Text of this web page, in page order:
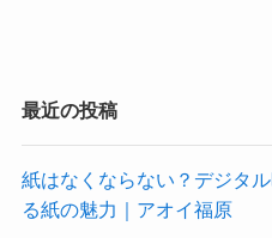
最近の投稿
紙はなくならない？デジタ
る紙の魅力｜アオイ福原